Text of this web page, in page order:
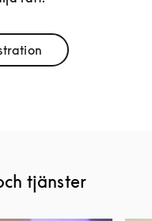
in New Tab
tjänster